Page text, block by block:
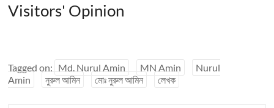
Visitors' Opinion
Tagged on: Md. Nurul Amin MN Amin
Nurul
Amin
নুরুল আমিন মোঃ নুরুল আমিন লেখক